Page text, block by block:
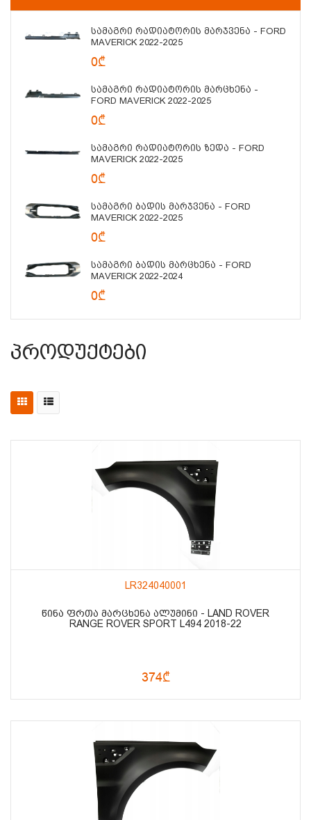
Სამაგრი Რადიატორის Მარჯვენა - FORD
MAVERICK 2022-2025
0₾
Სამაგრი Რადიატორის Მარცხენა -
FORD MAVERICK 2022-2025
0₾
Სამაგრი Რადიატორის Ზედა - FORD
MAVERICK 2022-2025
0₾
Სამაგრი Ბადის Მარჯვენა - FORD
MAVERICK 2022-2025
0₾
Სამაგრი Ბადის Მარცხენა - FORD
MAVERICK 2022-2024
0₾
Პროდუქტები
LR324040001
ᲬᲘᲜᲐ ᲤᲠᲗᲐ ᲛᲐᲠᲪᲮᲔᲜᲐ ᲐᲚᲣᲛᲘᲜᲘ - LAND ROVER
RANGE ROVER SPORT L494 2018-22
374₾